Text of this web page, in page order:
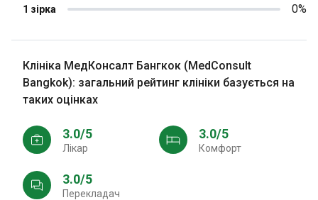
1 зірка 0%
Клініка МедКонсалт Бангкок (MedConsult
Bangkok): загальний рейтинг клініки базується на
таких оцінках
3.0/5
Лікар
3.0/5
Комфорт
3.0/5
Перекладач